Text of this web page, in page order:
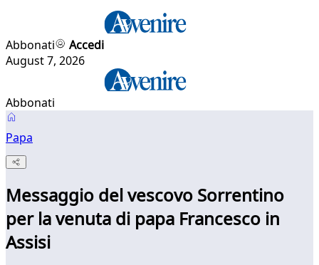
Abbonati
Accedi
August 7, 2026
Abbonati
Papa
Messaggio del vescovo Sorrentino
per la venuta di papa Francesco in
Assisi